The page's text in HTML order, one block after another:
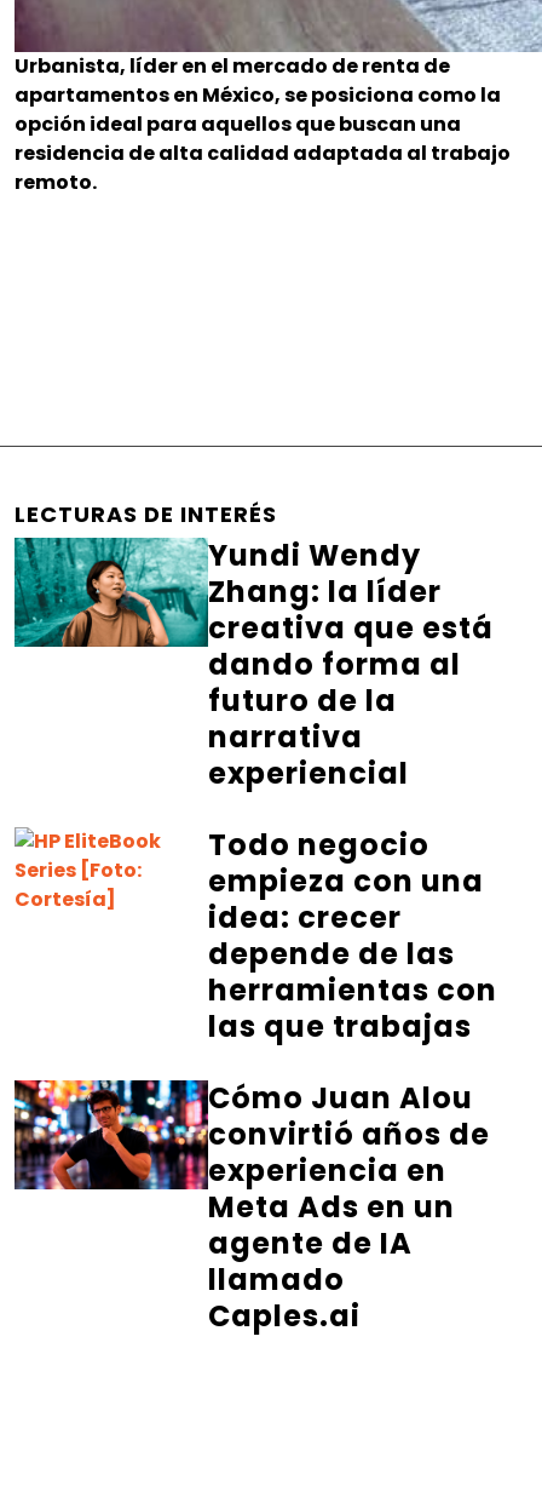
Urbanista, líder en el mercado de renta de
apartamentos en México, se posiciona como la
opción ideal para aquellos que buscan una
residencia de alta calidad adaptada al trabajo
remoto.
LECTURAS DE INTERÉS
Yundi Wendy
Zhang: la líder
creativa que está
dando forma al
futuro de la
narrativa
experiencial
Todo negocio
empieza con una
idea: crecer
depende de las
herramientas con
las que trabajas
Cómo Juan Alou
convirtió años de
experiencia en
Meta Ads en un
agente de IA
llamado
Caples.ai